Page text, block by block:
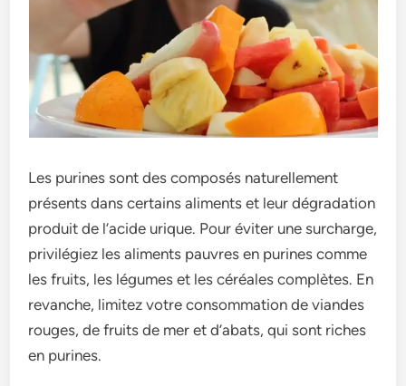
Les purines sont des composés naturellement
présents dans certains aliments et leur dégradation
produit de l’acide urique. Pour éviter une surcharge,
privilégiez les aliments pauvres en purines comme
les fruits, les légumes et les céréales complètes. En
revanche, limitez votre consommation de viandes
rouges, de fruits de mer et d’abats, qui sont riches
en purines.